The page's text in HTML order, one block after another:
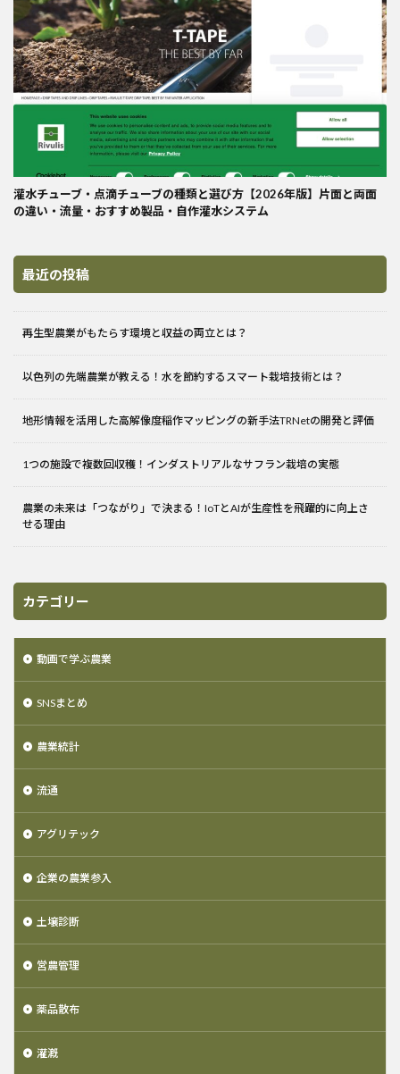
灌水チューブ・点滴チューブの種類と選び方【2026年版】片面と両面
の違い・流量・おすすめ製品・自作灌水システム
最近の投稿
再生型農業がもたらす環境と収益の両立とは？
以色列の先端農業が教える！水を節約するスマート栽培技術とは？
地形情報を活用した高解像度稲作マッピングの新手法TRNetの開発と評価
1つの施設で複数回収穫！インダストリアルなサフラン栽培の実態
農業の未来は「つながり」で決まる！IoTとAIが生産性を飛躍的に向上さ
せる理由
カテゴリー
動画で学ぶ農業
SNSまとめ
農業統計
流通
アグリテック
企業の農業参入
土壌診断
営農管理
薬品散布
灌漑